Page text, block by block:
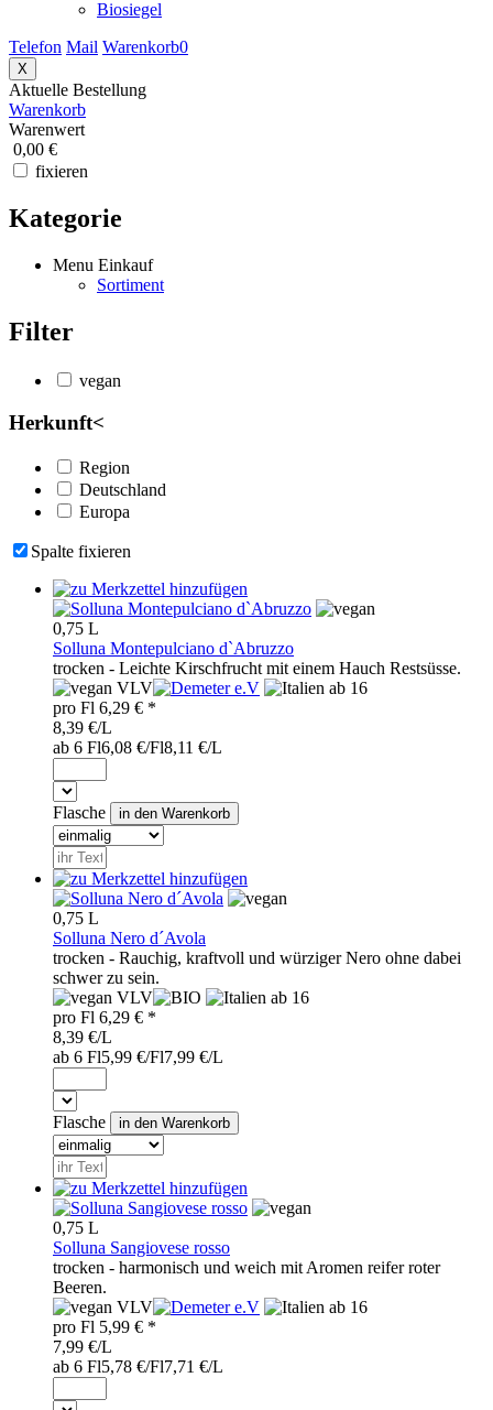
Biosiegel
Telefon Mail Warenkorb0
X
Aktuelle Bestellung
Warenkorb
Warenwert
0,00 €
fixieren
Kategorie
Menu Einkauf
Sortiment
Filter
vegan
Herkunft<
Region
Deutschland
Europa
Spalte fixieren
0,75 L
Solluna Montepulciano d`Abruzzo
trocken - Leichte Kirschfrucht mit einem Hauch Restsüsse.
VLV
ab 16
pro Fl 6,29 € *
8,39 €/L
ab 6 Fl6,08 €/Fl8,11 €/L
Flasche
0,75 L
Solluna Nero d´Avola
trocken - Rauchig, kraftvoll und würziger Nero ohne dabei
schwer zu sein.
VLV
ab 16
pro Fl 6,29 € *
8,39 €/L
ab 6 Fl5,99 €/Fl7,99 €/L
Flasche
0,75 L
Solluna Sangiovese rosso
trocken - harmonisch und weich mit Aromen reifer roter
Beeren.
VLV
ab 16
pro Fl 5,99 € *
7,99 €/L
ab 6 Fl5,78 €/Fl7,71 €/L